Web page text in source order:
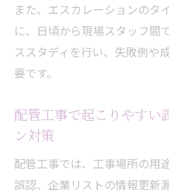
また、エスカレーションのタ
に、日頃から現場スタッフ間
ススタディを行い、失敗例や
要です。
配管工事で起こりやすい
ン対策
配管工事では、工事場所の用
誤認、企業リストの情報更新